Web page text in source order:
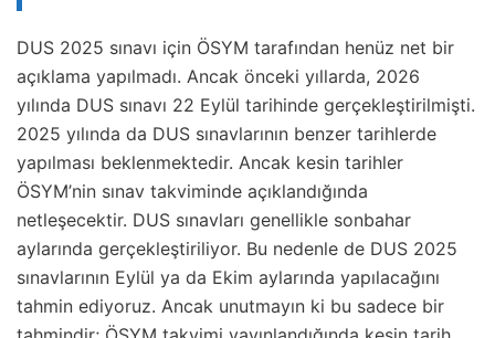
DUS 2025 sınavı için ÖSYM tarafından henüz net bir
açıklama yapılmadı. Ancak önceki yıllarda, 2026
yılında DUS sınavı 22 Eylül tarihinde gerçekleştirilmişti.
2025 yılında da DUS sınavlarının benzer tarihlerde
yapılması beklenmektedir. Ancak kesin tarihler
ÖSYM’nin sınav takviminde açıklandığında
netleşecektir. DUS sınavları genellikle sonbahar
aylarında gerçekleştiriliyor. Bu nedenle de DUS 2025
sınavlarının Eylül ya da Ekim aylarında yapılacağını
tahmin ediyoruz. Ancak unutmayın ki bu sadece bir